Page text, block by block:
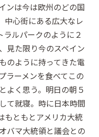
ンは今は欧州のどの国
中心街にある広大なレ
ルパークのように２
見た限り今のスペイン
のように持ってきた電
ラーメンを食べてこの
よく思う。明日の朝５
て就寝。時に日本時間
ともとアメリカ大統
バマ大統領と議会との